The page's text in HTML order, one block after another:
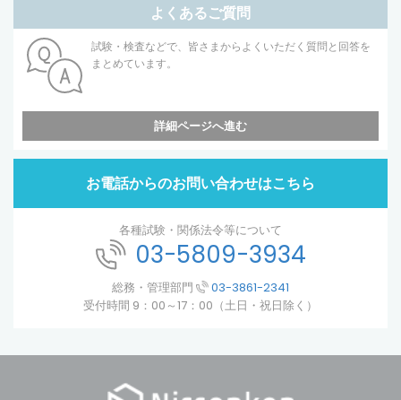
よくあるご質問
試験・検査などで、皆さまからよくいただく質問と回答を
まとめています。
詳細ページへ進む
お電話からのお問い合わせはこちら
各種試験・関係法令等について
03-5809-3934
総務・管理部門
03-3861-2341
受付時間 9：00～17：00（土日・祝日除く）